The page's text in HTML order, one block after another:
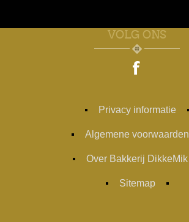
VOLG ONS
Privacy informatie
Algemene voorwaarden
Over Bakkerij DikkeMik
Sitemap